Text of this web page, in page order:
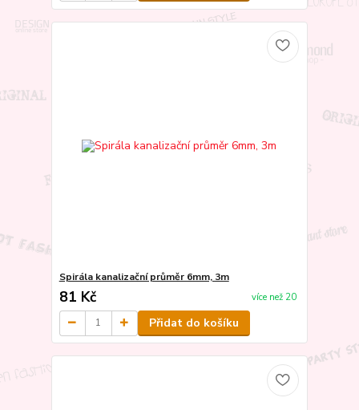
Spirála kanalizační průměr 6mm, 3m
81 Kč více než 20
Přidat do košíku